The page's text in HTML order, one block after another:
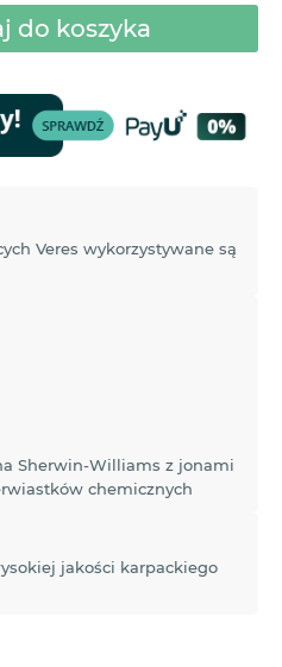
do koszyka
Veres wykorzystywane są
Sherwin-Williams z jonami
chemicznych
jakości karpackiego